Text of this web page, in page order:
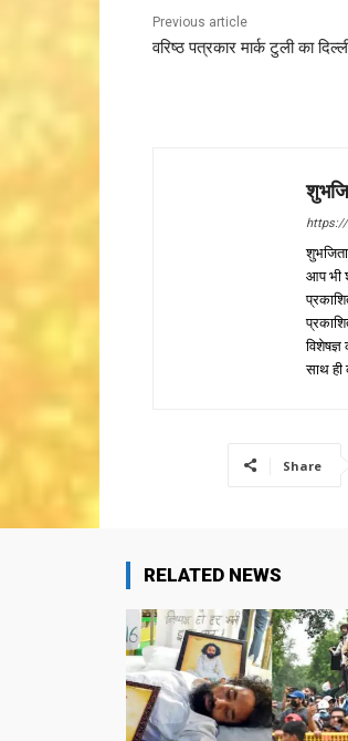
Previous article
वरिष्ठ पत्रकार मार्क टुली का
आप भी
साथ ही
Share
RELATED NEWS